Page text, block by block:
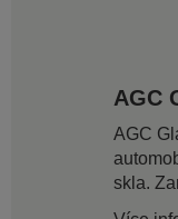
AGC
AGC
skla.